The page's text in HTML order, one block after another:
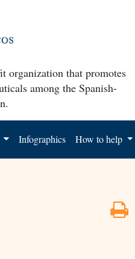
organization that promotes
among the Spanish-
Infographics How to help